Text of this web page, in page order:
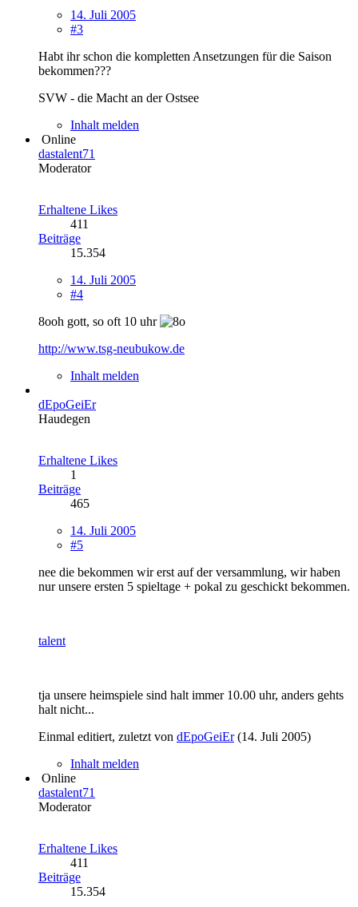
14. Juli 2005
#3
Habt ihr schon die kompletten Ansetzungen für die Saison
bekommen???
SVW - die Macht an der Ostsee
Inhalt melden
Online
dastalent71
Moderator
Erhaltene Likes
411
Beiträge
15.354
14. Juli 2005
#4
8ooh gott, so oft 10 uhr
http://www.tsg-neubukow.de
Inhalt melden
dEpoGeiEr
Haudegen
Erhaltene Likes
1
Beiträge
465
14. Juli 2005
#5
nee die bekommen wir erst auf der versammlung, wir haben
nur unsere ersten 5 spieltage + pokal zu geschickt bekommen.
talent
tja unsere heimspiele sind halt immer 10.00 uhr, anders gehts
halt nicht...
Einmal editiert, zuletzt von dEpoGeiEr(14. Juli 2005)
Inhalt melden
Online
dastalent71
Moderator
Erhaltene Likes
411
Beiträge
15.354